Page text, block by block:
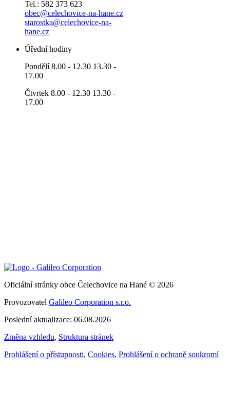
Tel.: 582 373 623
obec@celechovice-na-hane.cz
starostka@celechovice-na-
hane.cz
Úřední hodiny
Pondělí 8.00 - 12.30 13.30 -
17.00
Čtvrtek 8.00 - 12.30 13.30 -
17.00
Oficiální stránky obce Čelechovice na Hané © 2026
Provozovatel Galileo Corporation s.r.o.
Poslední aktualizace: 06.08.2026
Změna vzhledu, Struktura stránek
Prohlášení o přístupnosti, Cookies, Prohlášení o ochraně soukromí